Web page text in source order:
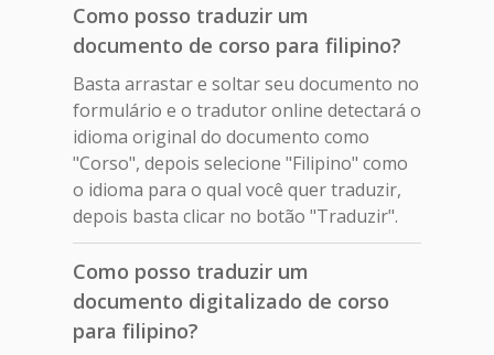
Como posso traduzir um
documento de corso para filipino?
Basta arrastar e soltar seu documento no
formulário e o tradutor online detectará o
idioma original do documento como
"Corso", depois selecione "Filipino" como
o idioma para o qual você quer traduzir,
depois basta clicar no botão "Traduzir".
Como posso traduzir um
documento digitalizado de corso
para filipino?